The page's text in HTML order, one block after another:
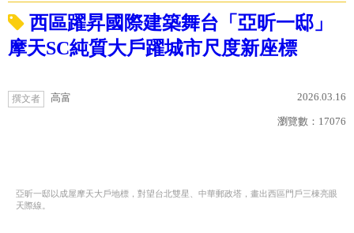
西區躍昇國際建築舞台「亞昕一邸」
摩天SC純質大戶躍城市尺度新座標
撰文者 高富 2026.03.16
瀏覽數： 17076
亞昕一邸以成屋摩天大戶地標，對望台北雙星、中華郵政塔，畫出西區門戶三棟亮眼
天際線。